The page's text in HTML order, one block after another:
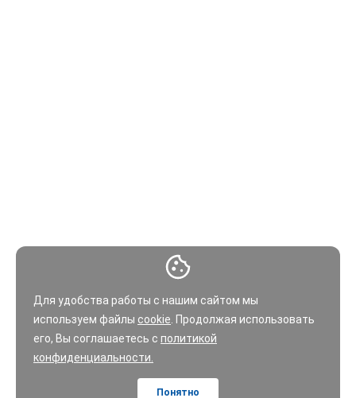
Для удобства работы с нашим сайтом мы
используем файлы cookie . Продолжая использовать
его, Вы соглашаетесь с политикой
конфиденциальности.
Понятно